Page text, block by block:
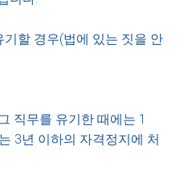
할 경우(법에 있는 짓을 안
직무를 유기한 때에는 1
3년 이하의 자격정지에 처